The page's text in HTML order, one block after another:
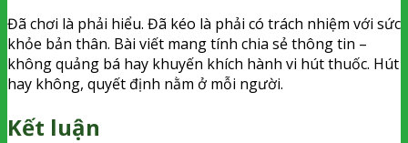
Đã chơi là phải hiểu. Đã kéo là phải có trách nhiệm với sức
khỏe bản thân. Bài viết mang tính chia sẻ thông tin –
không quảng bá hay khuyến khích hành vi hút thuốc. Hút
hay không, quyết định nằm ở mỗi người.
Kết luận